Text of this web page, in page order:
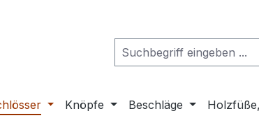
Knöpfe Beschläge